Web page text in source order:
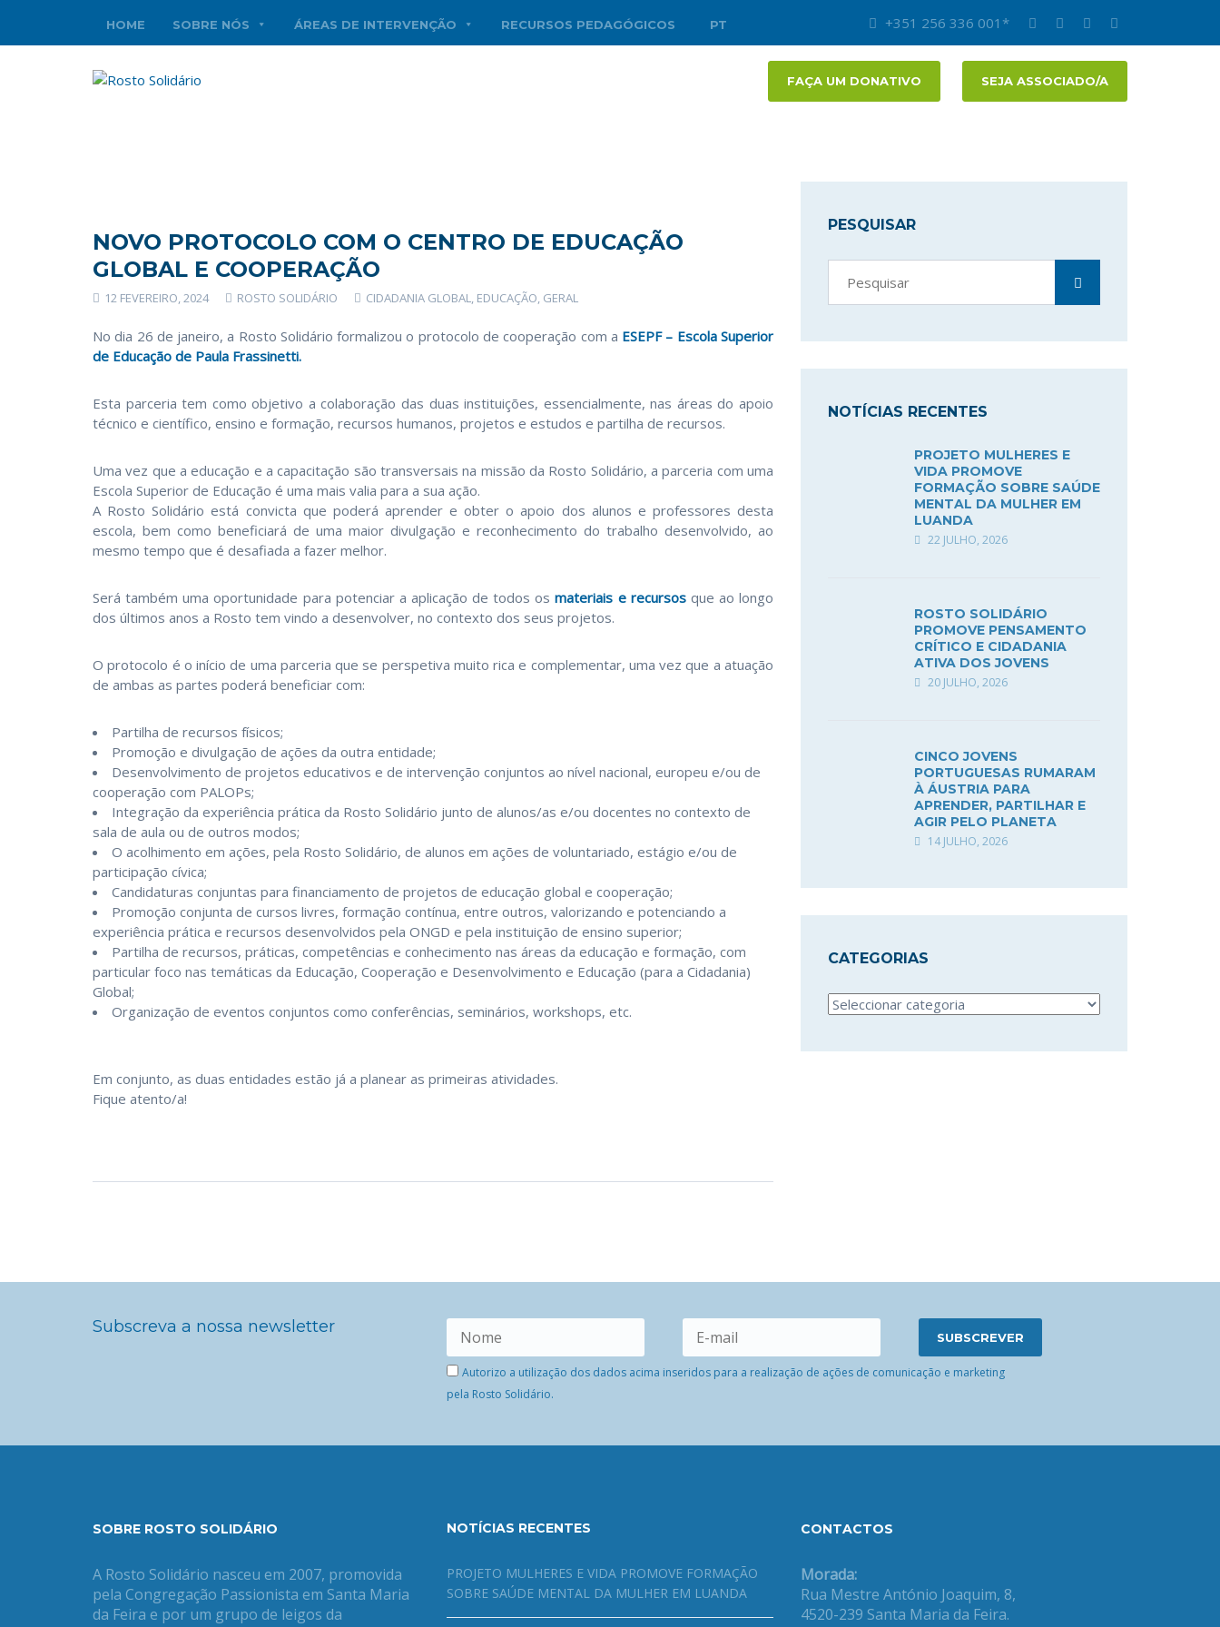
HOME SOBRE NÓS ÁREAS DE INTERVENÇÃO RECURSOS PEDAGÓGICOS PT +351 256 336 001*
FAÇA UM DONATIVO SEJA ASSOCIADO/A
NOVO PROTOCOLO COM O CENTRO DE EDUCAÇÃO
GLOBAL E COOPERAÇÃO
12 FEVEREIRO, 2024 ROSTO SOLIDÁRIO CIDADANIA GLOBAL, EDUCAÇÃO, GERAL
No dia 26 de janeiro, a Rosto Solidário formalizou o protocolo de cooperação com a ESEPF – Escola Superior
de Educação de Paula Frassinetti.
Esta parceria tem como objetivo a colaboração das duas instituições, essencialmente, nas áreas do apoio
técnico e científico, ensino e formação, recursos humanos, projetos e estudos e partilha de recursos.
Uma vez que a educação e a capacitação são transversais na missão da Rosto Solidário, a parceria com uma
Escola Superior de Educação é uma mais valia para a sua ação.
A Rosto Solidário está convicta que poderá aprender e obter o apoio dos alunos e professores desta
escola, bem como beneficiará de uma maior divulgação e reconhecimento do trabalho desenvolvido, ao
mesmo tempo que é desafiada a fazer melhor.
Será também uma oportunidade para potenciar a aplicação de todos osmateriais e recursosque ao longo
dos últimos anos a Rosto tem vindo a desenvolver, no contexto dos seus projetos.
O protocolo é o início de uma parceria que se perspetiva muito rica e complementar, uma vez que a atuação
de ambas as partes poderá beneficiar com:
Partilha de recursos físicos;
Promoção e divulgação de ações da outra entidade;
Desenvolvimento de projetos educativos e de intervenção conjuntos ao nível nacional, europeu e/ou de
cooperação com PALOPs;
Integração da experiência prática da Rosto Solidário junto de alunos/as e/ou docentes no contexto de
sala de aula ou de outros modos;
O acolhimento em ações, pela Rosto Solidário, de alunos em ações de voluntariado, estágio e/ou de
participação cívica;
Candidaturas conjuntas para financiamento de projetos de educação global e cooperação;
Promoção conjunta de cursos livres, formação contínua, entre outros, valorizando e potenciando a
experiência prática e recursos desenvolvidos pela ONGD e pela instituição de ensino superior;
Partilha de recursos, práticas, competências e conhecimento nas áreas da educação e formação, com
particular foco nas temáticas da Educação, Cooperação e Desenvolvimento e Educação (para a Cidadania)
Global;
Organização de eventos conjuntos como conferências, seminários, workshops, etc.
Em conjunto, as duas entidades estão já a planear as primeiras atividades.
Fique atento/a!
PESQUISAR
NOTÍCIAS RECENTES
PROJETO MULHERES E
VIDA PROMOVE
FORMAÇÃO SOBRE SAÚDE
MENTAL DA MULHER EM
LUANDA
22 JULHO, 2026
ROSTO SOLIDÁRIO
PROMOVE PENSAMENTO
CRÍTICO E CIDADANIA
ATIVA DOS JOVENS
20 JULHO, 2026
CINCO JOVENS
PORTUGUESAS RUMARAM
À ÁUSTRIA PARA
APRENDER, PARTILHAR E
AGIR PELO PLANETA
14 JULHO, 2026
CATEGORIAS
Categorias
Subscreva a nossa newsletter
Autorizo a utilização dos dados acima inseridos para a realização de ações de comunicação e marketing
pela Rosto Solidário.
SOBRE ROSTO SOLIDÁRIO
A Rosto Solidário nasceu em 2007, promovida
pela Congregação Passionista em Santa Maria
da Feira e por um grupo de leigos da
NOTÍCIAS RECENTES
PROJETO MULHERES E VIDA PROMOVE FORMAÇÃO
SOBRE SAÚDE MENTAL DA MULHER EM LUANDA
CONTACTOS
Morada:
Rua Mestre António Joaquim, 8,
4520-239 Santa Maria da Feira.